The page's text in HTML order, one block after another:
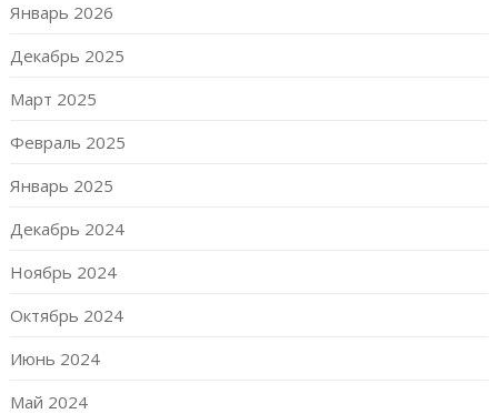
Январь 2026
Декабрь 2025
Март 2025
Февраль 2025
Январь 2025
Декабрь 2024
Ноябрь 2024
Октябрь 2024
Июнь 2024
Май 2024